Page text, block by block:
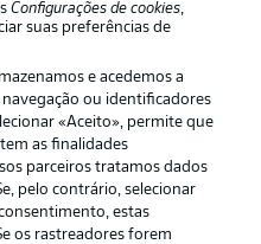
Avisos legais
Configurações de cookies,
suas preferências de
e acedemos a
ou identificadores
«Aceito», permite que
as finalidades
parceiros tratamos dados
pelo contrário, selecionar
estas
os rastreadores forem